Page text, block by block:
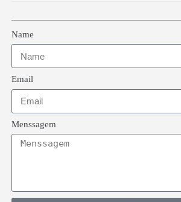
Name
Email
Menssagem